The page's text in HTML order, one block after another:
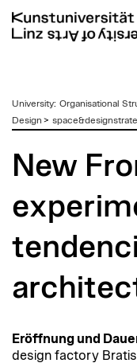
zum
Inhalt
University: Organisational
Design >
New
Eröffnung und
design factory